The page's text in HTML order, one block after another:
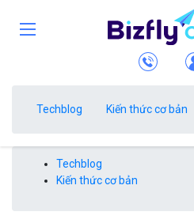
Techblog Kiến thức cơ bản
Techblog
Kiến thức cơ bản